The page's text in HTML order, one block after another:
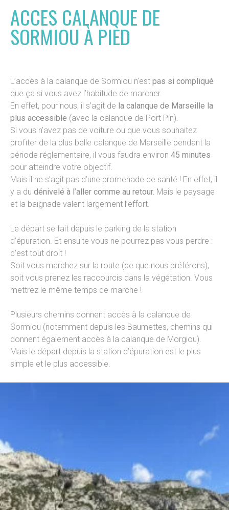
ACCES CALANQUE DE
SORMIOU À PIED
L’accès à la calanque de Sormiou n’est pas si compliqué
que ça si vous avez l’habitude de marcher.
En effet, pour nous, il s’agit de la calanque de Marseille la
plus accessible (avec la calanque de Port Pin).
Si vous n’avez pas de voiture ou que vous souhaitez
profiter de la plus belle calanque de Marseille pendant la
période réglementaire, il vous faudra environ 45 minutes
pour atteindre votre objectif.
Mais il ne s’agit pas d’une promenade de santé ! En effet, il
y a du dénivelé à l’aller comme au retour. Mais le paysage
et la baignade valent largement l’effort.
Le départ se fait depuis le parking de la station
d’épuration. Et ensuite vous ne pourrez pas vous perdre :
c’est tout droit !
Soit vous marchez sur la route (ce que nous préférons),
soit vous prenez les raccourcis dans la végétation. Vous
mettrez le même temps de marche !
Plusieurs chemins donnent accès à la calanque de
Sormiou (notamment depuis les Baumettes, chemins qui
donnent également accès à la calanque de Morgiou).
Mais le départ depuis la station d’épuration est le plus
simple et le plus accessible.